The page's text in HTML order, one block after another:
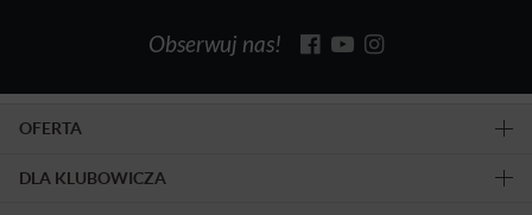
Obserwuj nas!
OFERTA
DLA KLUBOWICZA